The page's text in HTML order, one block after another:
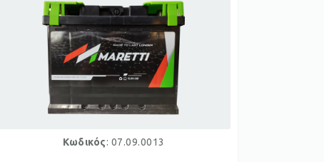
Κωδικός: 07.09.0013